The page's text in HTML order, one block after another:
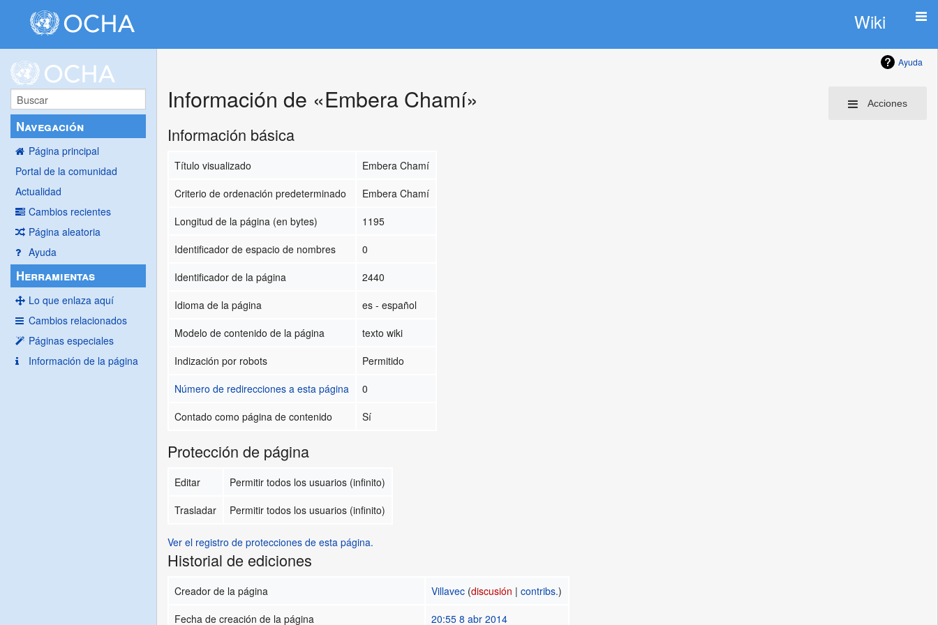
Wiki
Navegación
Página principal
Portal de la comunidad
Actualidad
Cambios recientes
Página aleatoria
Ayuda
Herramientas
Lo que enlaza aquí
Cambios relacionados
Páginas especiales
Información de la página
Ayuda
Acciones
Información de «Embera Chamí»
Información básica
Título visualizado
Embera Chamí
Criterio de ordenación predeterminado
Embera Chamí
Longitud de la página (en bytes)
1195
Identificador de espacio de nombres
0
Identificador de la página
2440
Idioma de la página
es - español
Modelo de contenido de la página
texto wiki
Indización por robots
Permitido
Número de redirecciones a esta página
0
Contado como página de contenido
Sí
Protección de página
Editar
Permitir todos los usuarios (infinito)
Trasladar
Permitir todos los usuarios (infinito)
Ver el registro de protecciones de esta página.
Historial de ediciones
Creador de la página Villavec (discusión |contribs.)
Fecha de creación de la página
20:55 8 abr 2014